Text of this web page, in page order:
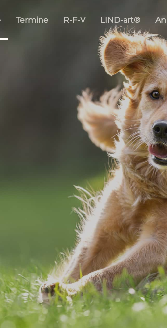
Termine R-F-V LIND-art®